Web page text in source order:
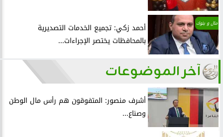
مال و بنوك
أحمد زكي: تجميع الخدمات التصديرية
بالمحافظات يختصر الإجراءات...
آخر الموضوعات
أشرف منصور: المتفوقون هم رأس مال الوطن
وصناع...